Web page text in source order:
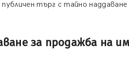
публичен търг с тайно
за продажба на